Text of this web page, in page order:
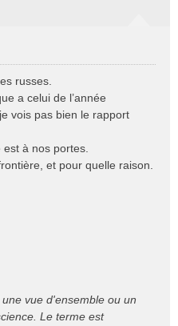
russes.
a celui de l’année
vois pas bien le rapport
à nos portes.
et pour quelle raison.
vue d'ensemble ou un
Le terme est